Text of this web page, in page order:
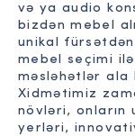
və ya audio
bizdən mebel
unikal
mebel seçimi
məsləhətlər ala
Xidmətimiz
növləri, onların
yerləri,